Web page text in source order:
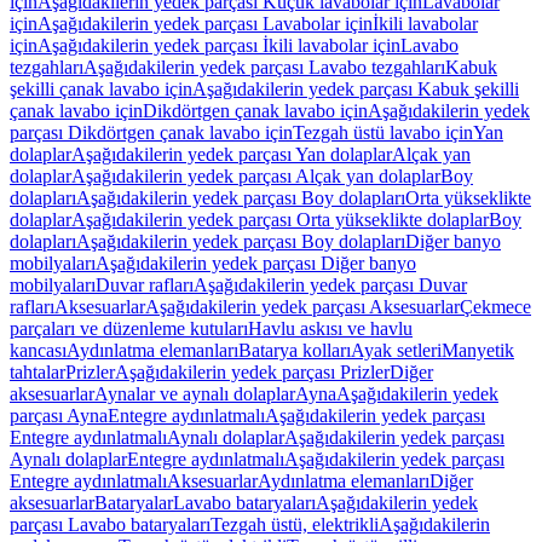
içinAşağıdakilerin yedek parçası Lavabolar içinİkili lavabolar
içinAşağıdakilerin yedek parçası İkili lavabolar içinLavabo
tezgahlarıAşağıdakilerin yedek parçası Lavabo tezgahlarıKabuk
şekilli çanak lavabo içinAşağıdakilerin yedek parçası Kabuk şekilli
çanak lavabo içinDikdörtgen çanak lavabo içinAşağıdakilerin yedek
parçası Dikdörtgen çanak lavabo içinTezgah üstü lavabo içinYan
dolaplarAşağıdakilerin yedek parçası Yan dolaplarAlçak yan
dolaplarAşağıdakilerin yedek parçası Alçak yan dolaplarBoy
dolaplarıAşağıdakilerin yedek parçası Boy dolaplarıOrta yükseklikte
dolaplarAşağıdakilerin yedek parçası Orta yükseklikte dolaplarBoy
dolaplarıAşağıdakilerin yedek parçası Boy dolaplarıDiğer banyo
mobilyalarıAşağıdakilerin yedek parçası Diğer banyo
mobilyalarıDuvar raflarıAşağıdakilerin yedek parçası Duvar
raflarıAksesuarlarAşağıdakilerin yedek parçası AksesuarlarÇekmece
parçaları ve düzenleme kutularıHavlu askısı ve havlu
kancasıAydınlatma elemanlarıBatarya kollarıAyak setleriManyetik
tahtalarPrizlerAşağıdakilerin yedek parçası PrizlerDiğer
aksesuarlarAynalar ve aynalı dolaplarAynaAşağıdakilerin yedek
parçası AynaEntegre aydınlatmalıAşağıdakilerin yedek parçası
Entegre aydınlatmalıAynalı dolaplarAşağıdakilerin yedek parçası
Aynalı dolaplarEntegre aydınlatmalıAşağıdakilerin yedek parçası
Entegre aydınlatmalıAksesuarlarAydınlatma elemanlarıDiğer
aksesuarlarBataryalarLavabo bataryalarıAşağıdakilerin yedek
parçası Lavabo bataryalarıTezgah üstü, elektrikliAşağıdakilerin